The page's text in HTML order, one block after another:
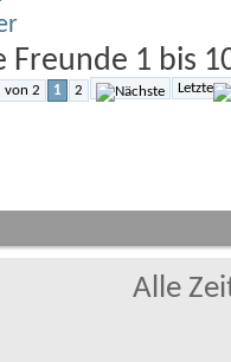
Freunde 1 bis
von 2 1 2 Letzte
Alle